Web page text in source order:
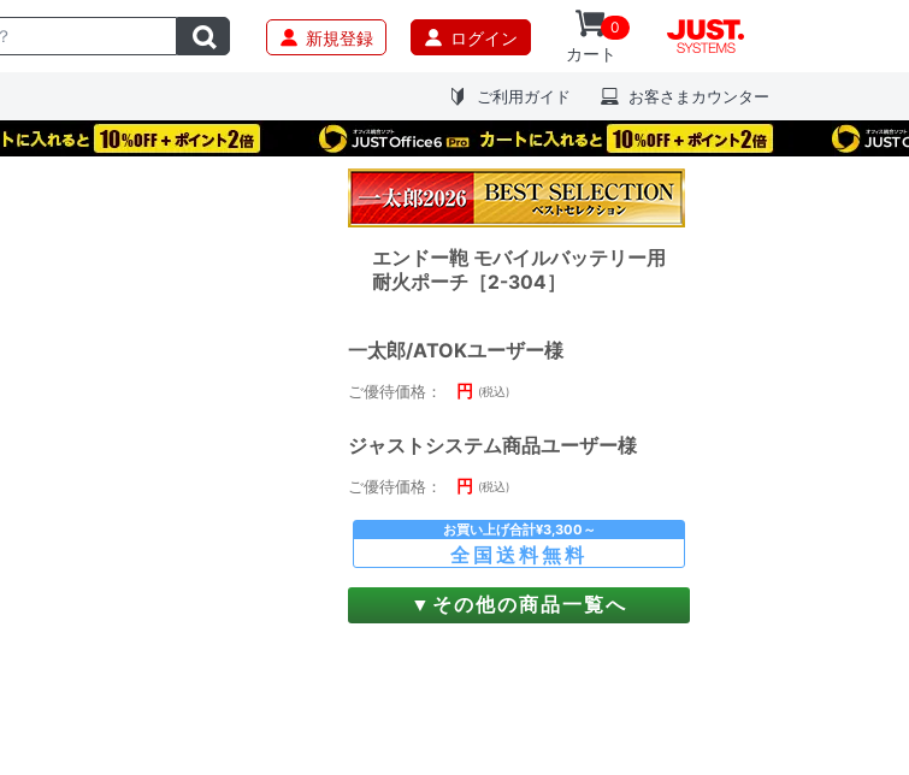
新規登録 ログイン
0
カート
ご利用ガイド お客さまカウンター
エンドー鞄 モバイルバッテリー用
耐火ポーチ［2-304］
一太郎/ATOKユーザー様
ご優待価格： 円 (税込)
ジャストシステム商品ユーザー様
ご優待価格： 円 (税込)
その他の商品一覧へ